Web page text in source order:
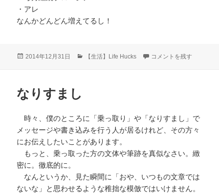
・アレ
なんかどんどん増えてるし！
投
2014年12月31日
カ【生活】Life Hucks 2014年のまとめ に
コメントを残す
なりすまし
時々、僕のところに「乗っ取り」や「なりすまし」で
メッセージや書き込みを行う人が居るけれど、その方々
にお伝えしたいことがあります。
もっと、乗っ取った方の文体や筆跡を真似なさい。緻
密に。徹底的に。
なんというか、見た瞬間に「おや、いつもの文章では
ないな」と思わせるような稚拙な模倣ではいけません。